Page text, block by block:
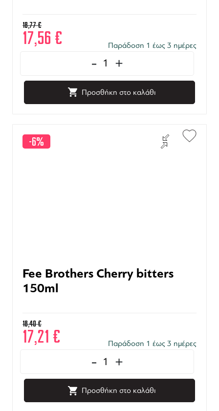
18,77€
17,56 € Παράδοση 1 έως 3 ημέρες
- +
Προσθήκη στο καλάθι
-6%
Fee Brothers Cherry bitters
150ml
18,40€
17,21 € Παράδοση 1 έως 3 ημέρες
- +
Προσθήκη στο καλάθι